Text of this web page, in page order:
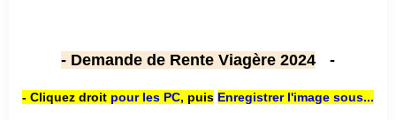
- Demande de Rente Viagère 2024 -
- Cliquez droit pour les PC, puis Enregistrer l'image sous...